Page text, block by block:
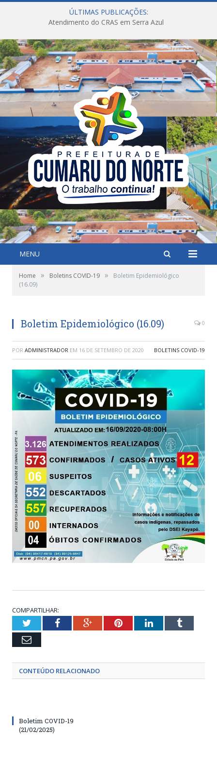
ÚLTIMAS PUBLICAÇÕES:
Atendimento do CRAS em Serra Azul
MENU
Home » Boletins COVID-19 »
Boletim Epidemiológico
(16.09)
Boletim Epidemiológico (16.09) 0
POR ADMINISTRADOR EM 16 DE SETEMBRO DE 2020 BOLETINS COVID-19
COMPARTILHAR:
TwitterFacebookGoogle+PinterestLinkedInTumblr
Email
CONTEÚDO RELACIONADO
Boletim COVID-19
(21/02/2025)